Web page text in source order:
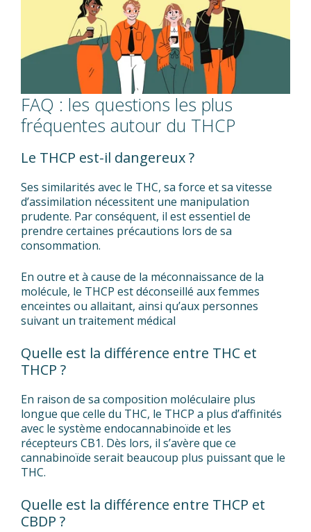
FAQ : les questions les plus
fréquentes autour du THCP
Le THCP est-il dangereux ?
Ses similarités avec le THC, sa force et sa vitesse
d’assimilation nécessitent une manipulation
prudente. Par conséquent, il est essentiel de
prendre certaines précautions lors de sa
consommation.
En outre et à cause de la méconnaissance de la
molécule, le THCP est déconseillé aux femmes
enceintes ou allaitant, ainsi qu’aux personnes
suivant un traitement médical
Quelle est la différence entre THC et
THCP ?
En raison de sa composition moléculaire plus
longue que celle du THC, le THCP a plus d’affinités
avec le système endocannabinoïde et les
récepteurs CB1. Dès lors, il s’avère que ce
cannabinoïde serait beaucoup plus puissant que le
THC.
Quelle est la différence entre THCP et
CBDP ?